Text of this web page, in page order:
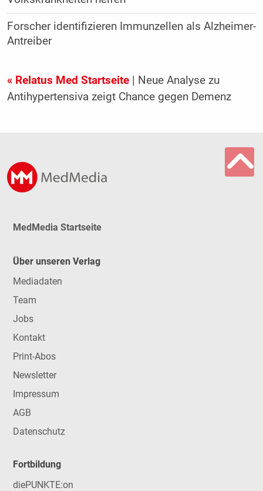
Forscher identifizieren Immunzellen als Alzheimer-
Antreiber
« Relatus Med Startseite| Neue Analyse zu
Antihypertensiva zeigt Chance gegen Demenz
MedMedia Startseite
Über unseren Verlag
Mediadaten
Team
Jobs
Kontakt
Print-Abos
Newsletter
Impressum
AGB
Datenschutz
Fortbildung
diePUNKTE:on